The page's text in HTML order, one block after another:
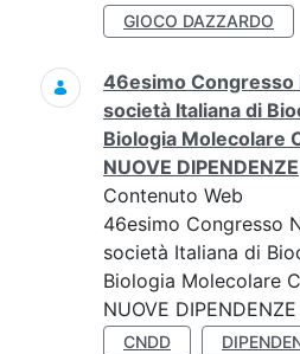
GIOCO DAZZARDO
46esimo Congresso
società Italiana di
Biologia Molecolare
NUOVE DIPENDENZE
Contenuto Web
46esimo Congresso
società Italiana di
Biologia Molecolare
NUOVE DIPENDENZE
CNDD